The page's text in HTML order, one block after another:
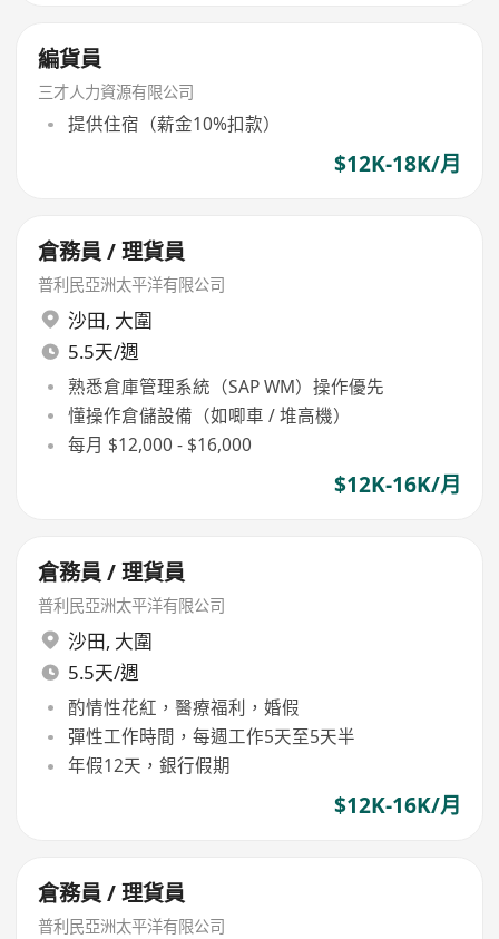
編貨員
三才人力資源有限公司
提供住宿（薪金10%扣款）
$12K-18K/月
倉務員 / 理貨員
普利民亞洲太平洋有限公司
沙田, 大圍
5.5天/週
熟悉倉庫管理系統（SAP WM）操作優先
懂操作倉儲設備（如唧車 / 堆高機）
每月 $12,000 - $16,000
$12K-16K/月
倉務員 / 理貨員
普利民亞洲太平洋有限公司
沙田, 大圍
5.5天/週
酌情性花紅，醫療福利，婚假
彈性工作時間，每週工作5天至5天半
年假12天，銀行假期
$12K-16K/月
倉務員 / 理貨員
普利民亞洲太平洋有限公司